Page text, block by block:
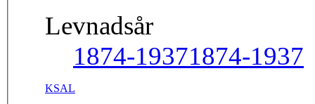
Levnadsår
1874-19371874-1937
KSAL